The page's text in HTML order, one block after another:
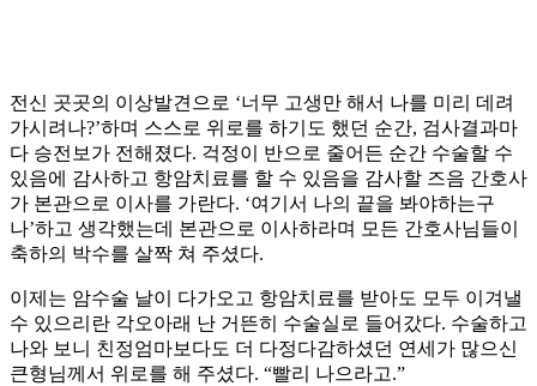
전신 곳곳의 이상발견으로 ‘너무 고생만 해서 나를 미리 데려
가시려나?’하며 스스로 위로를 하기도 했던 순간, 검사결과마
다 승전보가 전해졌다. 걱정이 반으로 줄어든 순간 수술할 수
있음에 감사하고 항암치료를 할 수 있음을 감사할 즈음 간호사
가 본관으로 이사를 가란다. ‘여기서 나의 끝을 봐야하는구
나’하고 생각했는데 본관으로 이사하라며 모든 간호사님들이
축하의 박수를 살짝 쳐 주셨다.
이제는 암수술 날이 다가오고 항암치료를 받아도 모두 이겨낼
수 있으리란 각오아래 난 거뜬히 수술실로 들어갔다. 수술하고
나와 보니 친정엄마보다도 더 다정다감하셨던 연세가 많으신
큰형님께서 위로를 해 주셨다. “빨리 나으라고.”